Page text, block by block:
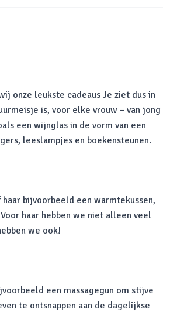
onze leukste cadeaus Je ziet dus in
is, voor elke vrouw – van jong
een wijnglas in de vorm van een
leeslampjes en boekensteunen.
bijvoorbeeld een warmtekussen,
haar hebben we niet alleen veel
we ook!
een massagegun om stijve
te ontsnappen aan de dagelijkse